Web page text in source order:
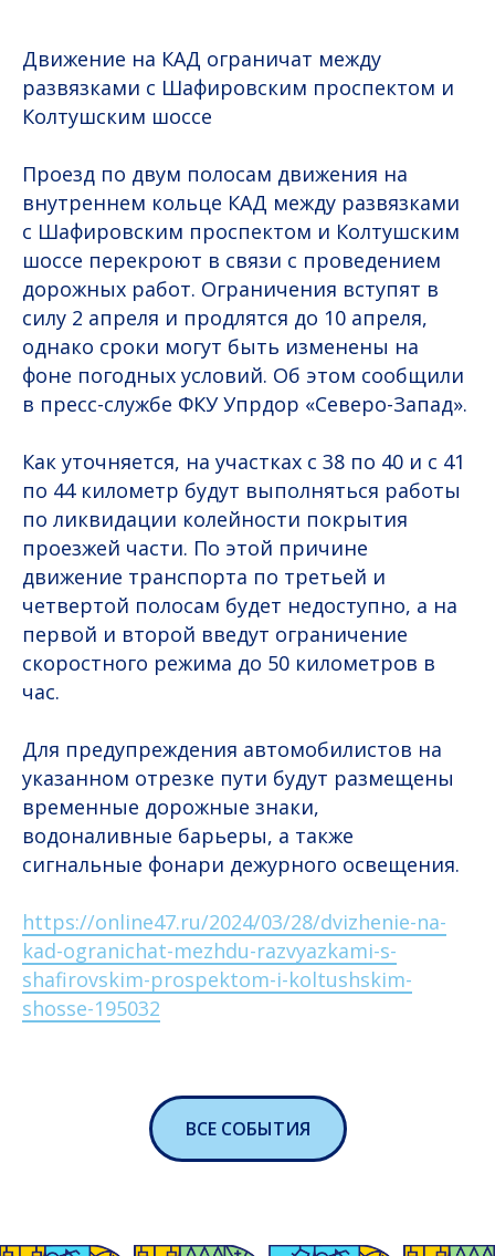
Движение на КАД ограничат между
развязками с Шафировским проспектом и
Колтушским шоссе
Проезд по двум полосам движения на
внутреннем кольце КАД между развязками
с Шафировским проспектом и Колтушским
шоссе перекроют в связи с проведением
дорожных работ. Ограничения вступят в
силу 2 апреля и продлятся до 10 апреля,
однако сроки могут быть изменены на
фоне погодных условий. Об этом сообщили
в пресс-службе ФКУ Упрдор «Северо-Запад».
Как уточняется, на участках с 38 по 40 и с 41
по 44 километр будут выполняться работы
по ликвидации колейности покрытия
проезжей части. По этой причине
движение транспорта по третьей и
четвертой полосам будет недоступно, а на
первой и второй введут ограничение
скоростного режима до 50 километров в
час.
Для предупреждения автомобилистов на
указанном отрезке пути будут размещены
временные дорожные знаки,
водоналивные барьеры, а также
сигнальные фонари дежурного освещения.
https://online47.ru/2024/03/28/dvizhenie-na-
kad-ogranichat-mezhdu-razvyazkami-s-
shafirovskim-prospektom-i-koltushskim-
shosse-195032
ВСЕ СОБЫТИЯ